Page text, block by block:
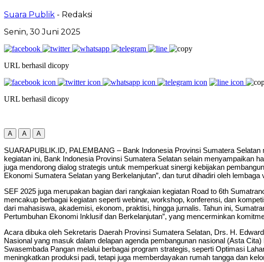
Suara Publik - Redaksi
Senin, 30 Juni 2025
URL berhasil dicopy
URL berhasil dicopy
A A A
SUARAPUBLIK.ID, PALEMBANG – Bank Indonesia Provinsi Sumatera
kegiatan ini, Bank Indonesia Provinsi Sumatera Selatan selain menyampaikan
juga mendorong dialog strategis untuk memperkuat sinergi kebijakan
Ekonomi Sumatera Selatan yang Berkelanjutan”, dan turut dihadiri oleh
SEF 2025 juga merupakan bagian dari rangkaian kegiatan Road to 6th
mencakup berbagai kegiatan seperti webinar, workshop, konferensi, dan
dari mahasiswa, akademisi, ekonom, praktisi, hingga jurnalis. Tahun ini,
Pertumbuhan Ekonomi Inklusif dan Berkelanjutan”, yang mencerminkan
Acara dibuka oleh Sekretaris Daerah Provinsi Sumatera Selatan, Drs. H.
Nasional yang masuk dalam delapan agenda pembangunan nasional (Asta
Swasembada Pangan melalui berbagai program strategis, seperti Optimasi
meningkatkan produksi padi, tetapi juga memberdayakan rumah tangga dan